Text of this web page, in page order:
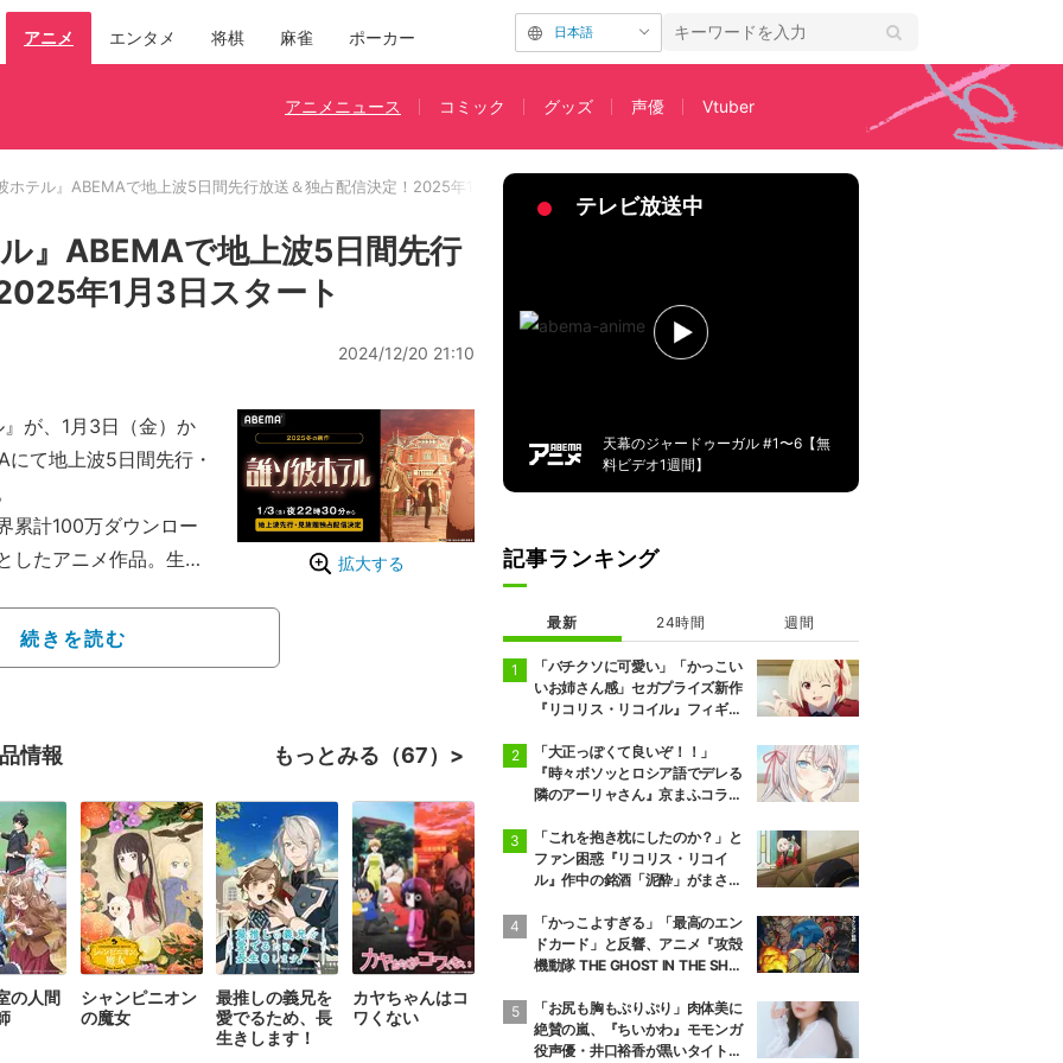
アニメ エンタメ 将棋 麻雀 ポーカー 日本語
アニメニュース コミック グッズ 声優 Vtuber
ホテル』ABEMAで地上波5日間先行放送＆独占配信決定！2025年1月3日スタート
』ABEMAで地上波5日間先行
年1月3日スタート
2024/12/20 21:10
拡大する
が、1月3日（金）か
て地上波5日間先行・
計100万ダウンロー
したアニメ作品。生と
憶を取り戻していく
続きを読む
情報 もっとみる（67）
の人間
シャンピニオン
の魔女
最推しの義兄を
愛でるため、長
生きします！
カヤちゃんはコ
ワくない
テレビ放送中
天幕のジャードゥーガル #1〜6【無
料ビデオ1週間】
記事ランキング
最新 24時間 週間
「バチクソに可愛い」「かっこい
いお姉さん感」セガプライズ新作
『リコリス・リコイル』フィギュ
「大正っぽくて良いぞ！！」
『時々ボソッとロシア語でデレる
隣のアーリャさん』京まふコラボ
「これを抱き枕にしたのか？」と
ファン困惑『リコリス・リコイ
ル』作中の銘酒「泥酔」がまさか
「かっこよすぎる」「最高のエン
ドカード」と反響、アニメ『攻殻
機動隊 THE GHOST IN THE SHEL
「お尻も胸もぷりぷり」肉体美に
絶賛の嵐、『ちいかわ』モモンガ
役声優・井口裕香が黒いタイトウ